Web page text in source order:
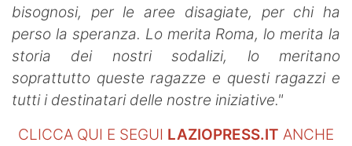
bisognosi, per le aree disagiate, per chi ha
perso la speranza. Lo merita Roma, lo merita la
storia dei nostri sodalizi, lo meritano
soprattutto queste ragazze e questi ragazzi e
tutti i destinatari delle nostre iniziative."
CLICCA QUI E SEGUI LAZIOPRESS.IT ANCHE